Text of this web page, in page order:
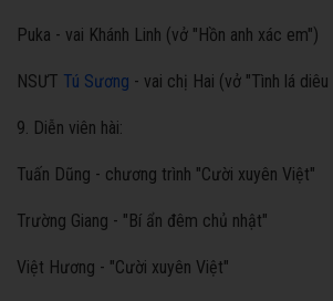
Puka - vai Khánh Linh (vở "Hồn anh xác em")
NSƯT Tú Sương - vai chị Hai (vở "Tình lá diêu
9. Diễn viên hài:
Tuấn Dũng - chương trình "Cười xuyên Việt"
Trường Giang - "Bí ẩn đêm chủ nhật"
Việt Hương - "Cười xuyên Việt"